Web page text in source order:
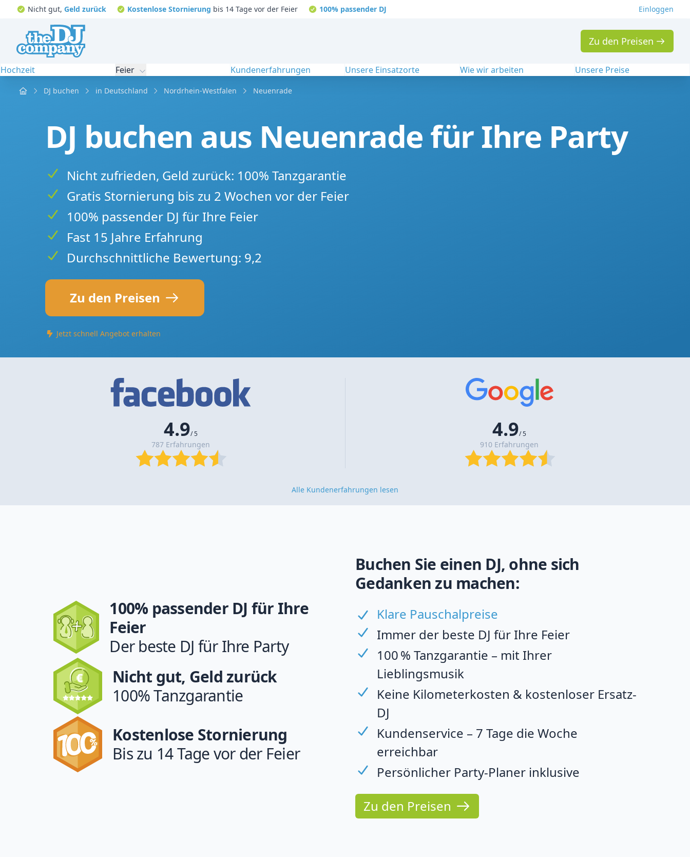
Nicht gut, Geld zurück Kostenlose Stornierung bis 14 Tage vor der Feier 100% passender DJ Einloggen
Zu den Preisen
Hochzeit Feier Kundenerfahrungen Unsere Einsatzorte Wie wir arbeiten Unsere Preise
Home DJ buchen in Deutschland Nordrhein-Westfalen Neuenrade
DJ buchen aus Neuenrade für Ihre Party
Nicht zufrieden, Geld zurück: 100% Tanzgarantie
Gratis Stornierung bis zu 2 Wochen vor der Feier
100% passender DJ für Ihre Feier
Fast 15 Jahre Erfahrung
Durchschnittliche Bewertung: 9,2
Zu den Preisen
Jetzt schnell Angebot erhalten
4.9/ 5
787 Erfahrungen
4.9/ 5
910 Erfahrungen
Alle Kundenerfahrungen lesen
100% passender DJ für Ihre
Feier
Der beste DJ für Ihre Party
Nicht gut, Geld zurück
100% Tanzgarantie
Kostenlose Stornierung
Bis zu 14 Tage vor der Feier
Buchen Sie einen DJ, ohne sich
Gedanken zu machen:
Klare Pauschalpreise
Immer der beste DJ für Ihre Feier
100 % Tanzgarantie – mit Ihrer
Lieblingsmusik
Keine Kilometerkosten & kostenloser Ersatz-
DJ
Kundenservice – 7 Tage die Woche
erreichbar
Persönlicher Party-Planer inklusive
Zu den Preisen